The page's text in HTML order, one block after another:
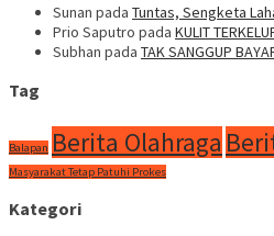
Sunan pada Tuntas, Sengketa
Prio Saputro pada KULIT
Subhan pada TAK SANGGUP
Tag
Balapan Berita Olahraga
Masyarakat Tetap Patuhi Prokes
Kategori